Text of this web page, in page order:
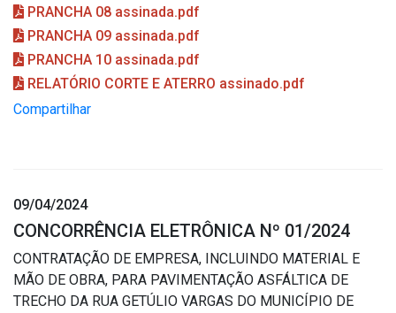
PRANCHA 08 assinada.pdf
PRANCHA 09 assinada.pdf
PRANCHA 10 assinada.pdf
RELATÓRIO CORTE E ATERRO assinado.pdf
Compartilhar
09/04/2024
CONCORRÊNCIA ELETRÔNICA Nº 01/2024
CONTRATAÇÃO DE EMPRESA, INCLUINDO MATERIAL E
MÃO DE OBRA, PARA PAVIMENTAÇÃO ASFÁLTICA DE
TRECHO DA RUA GETÚLIO VARGAS DO MUNICÍPIO DE